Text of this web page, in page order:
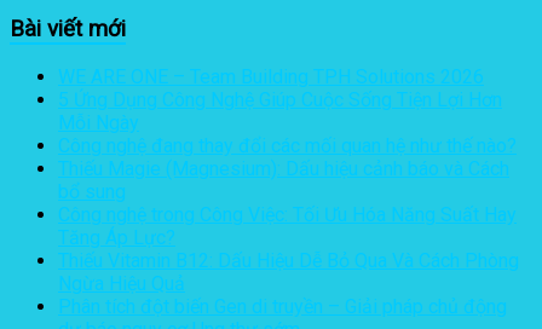
Bài viết mới
WE ARE ONE – Team Building TPH Solutions 2026
5 Ứng Dụng Công Nghệ Giúp Cuộc Sống Tiện Lợi Hơn
Mỗi Ngày
Công nghệ đang thay đổi các mối quan hệ như thế nào?
Thiếu Magie (Magnesium): Dấu hiệu cảnh báo và Cách
bổ sung
Công nghệ trong Công Việc: Tối Ưu Hóa Năng Suất Hay
Tăng Áp Lực?
Thiếu Vitamin B12: Dấu Hiệu Dễ Bỏ Qua Và Cách Phòng
Ngừa Hiệu Quả
Phân tích đột biến Gen di truyền – Giải pháp chủ động